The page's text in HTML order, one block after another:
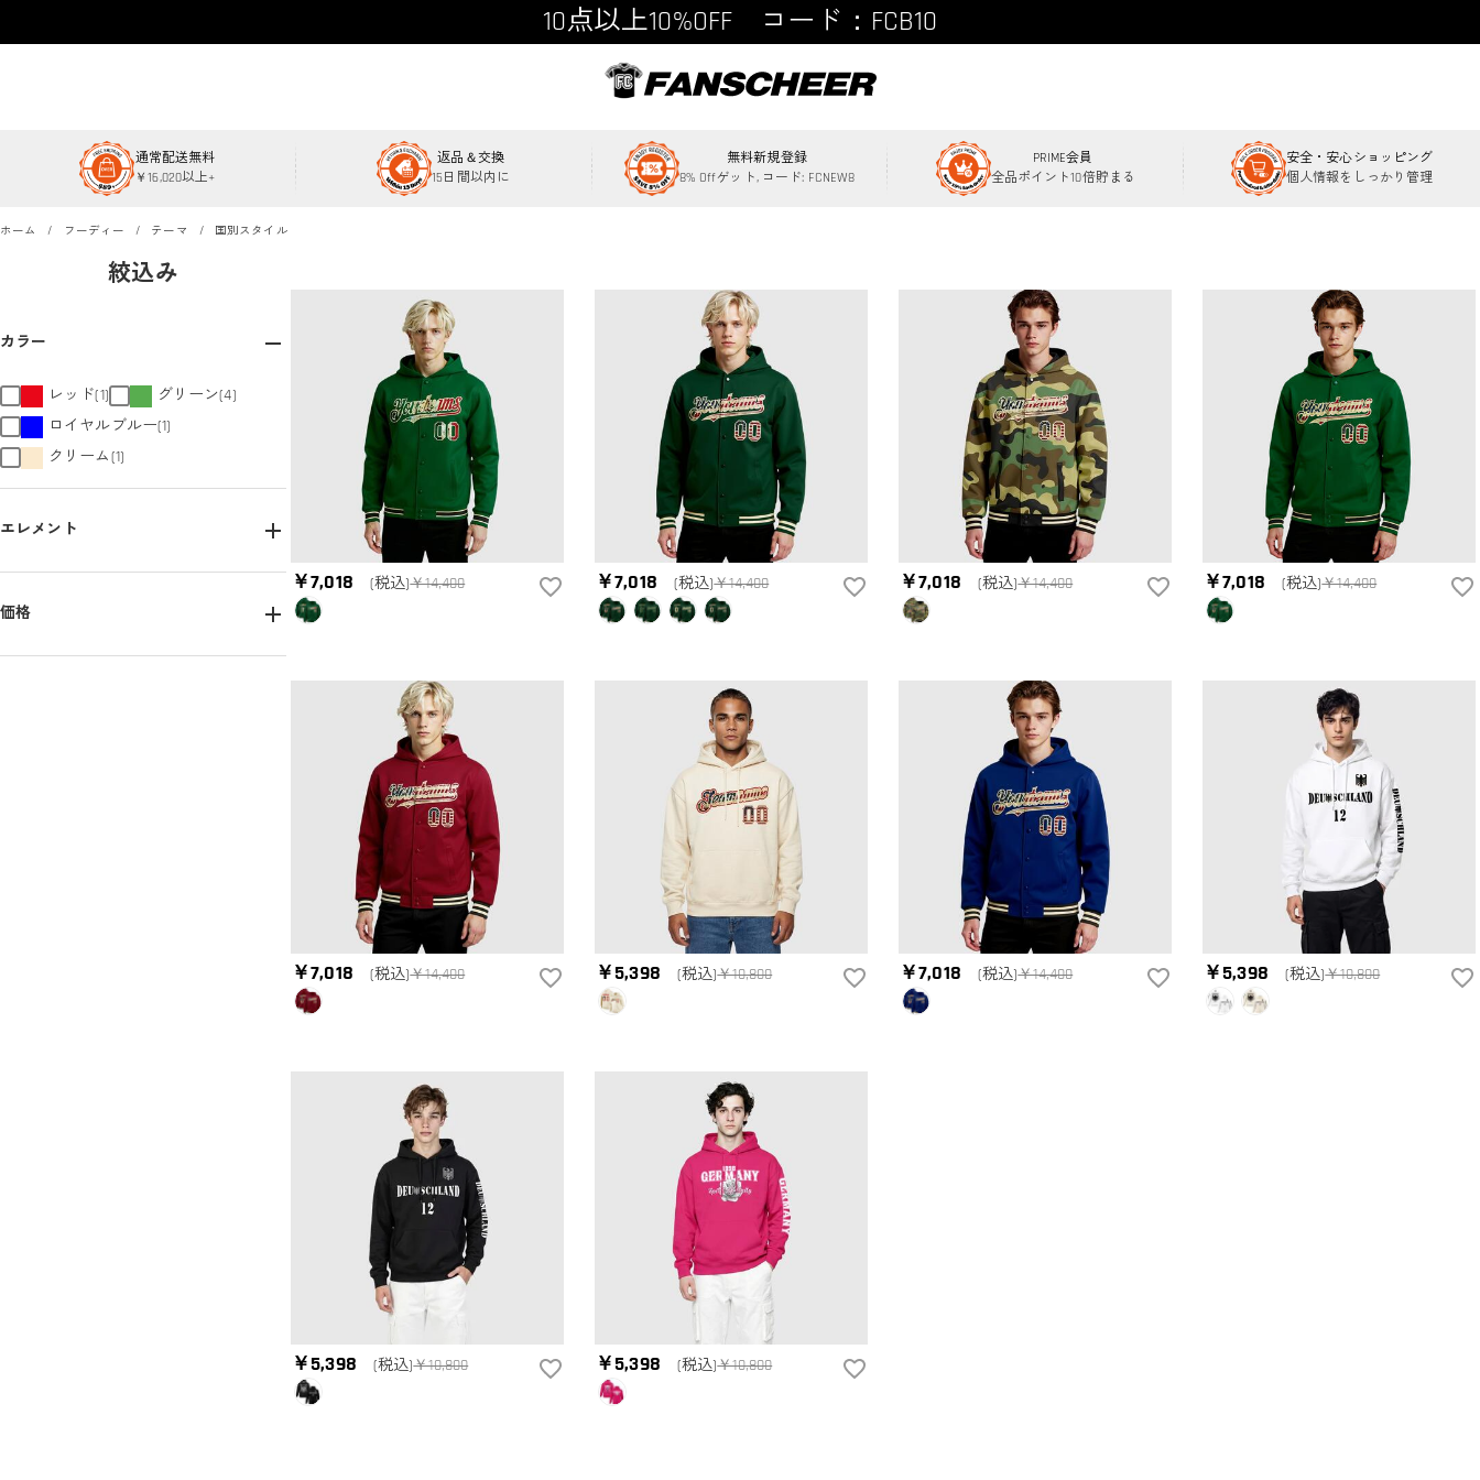
10点以上10%OFF コード：FCB10
15点以上15%OFF コード：FCB15
通常配送無料
￥16,020以上+
返品＆交換
15日間以内に
無料新規登録
8% Offゲット, コード: FCNEW8
PRIME会員
全品ポイント10倍貯まる
安全・安心ショッピング
個人情報をしっかり管理
ホーム フーディー テーマ 国別スタイル
絞込み
カラー
レッド(1)
グリーン(4)
ロイヤルブルー(1)
クリーム(1)
エレメント
価格
￥7,018 (税込)￥14,400 ￥7,018 (税込)￥14,400 ￥7,018 (税込)￥14,400 ￥7,018 (税込)￥14,400
￥7,018 (税込)￥14,400 ￥5,398 (税込)￥10,800 ￥7,018 (税込)￥14,400 ￥5,398 (税込)￥10,800
￥5,398 (税込)￥10,800 ￥5,398 (税込)￥10,800